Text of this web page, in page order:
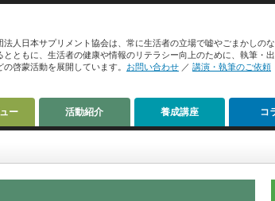
法人日本サプリメント協会は、常に生活者の立場で嘘やごまかしの
とともに、生活者の健康や情報のリテラシー向上のために、執筆・
の啓蒙活動を展開しています。 お問い合わせ ／ 講演・執筆のご依頼
ー 活動紹介 養成講座 コ